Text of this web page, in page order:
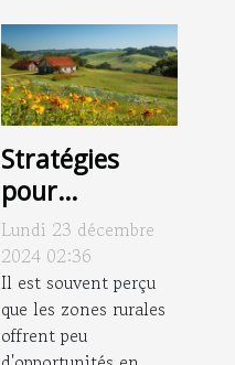
Stratégies
pour
augmenter la
valeur des
propriétés en
zone rurale
Lundi 23 décembre
2024 02:36
Il est souvent perçu
que les zones rurales
offrent peu